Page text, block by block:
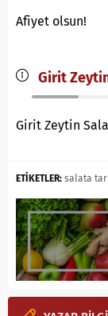
Afiyet olsun!
Girit
Girit Zeytin
ETİKETLER: salata